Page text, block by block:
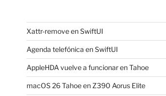
Xattr-remove en SwiftUI
Agenda telefónica en SwiftUI
AppleHDA vuelve a funcionar en Tahoe
macOS 26 Tahoe en Z390 Aorus Elite